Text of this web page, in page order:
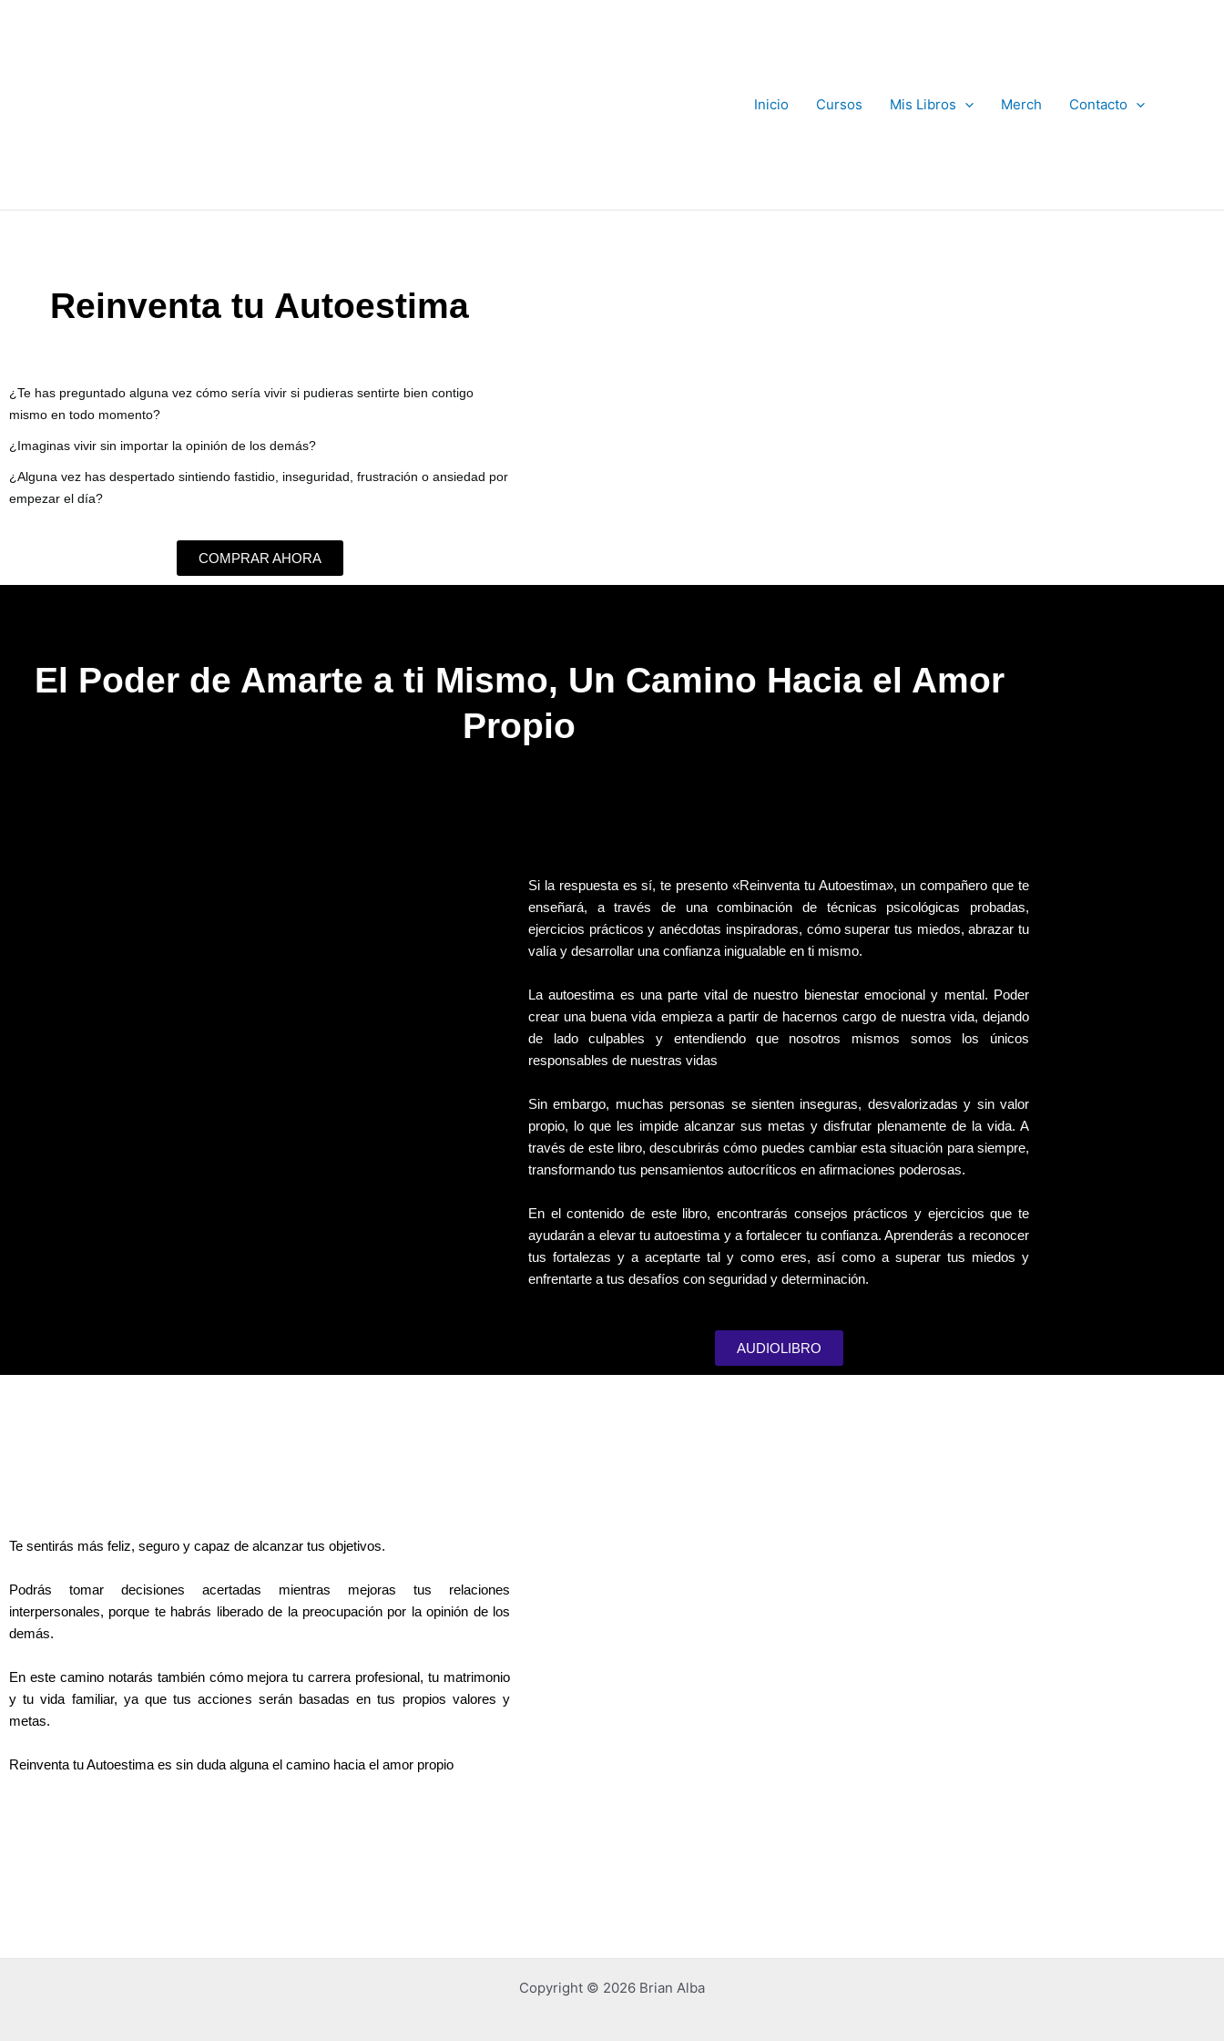
Inicio Cursos Mis Libros Merch Contacto
Reinventa tu Autoestima
¿Te has preguntado alguna vez cómo sería vivir si pudieras sentirte bien contigo
mismo en todo momento?
¿Imaginas vivir sin importar la opinión de los demás?
¿Alguna vez has despertado sintiendo fastidio, inseguridad, frustración o ansiedad por
empezar el día?
COMPRAR AHORA
El Poder de Amarte a ti Mismo, Un Camino Hacia el Amor
Propio
Si la respuesta es sí, te presento «Reinventa tu Autoestima», un compañero que te
enseñará, a través de una combinación de técnicas psicológicas probadas,
ejercicios prácticos y anécdotas inspiradoras, cómo superar tus miedos, abrazar tu
valía y desarrollar una confianza inigualable en ti mismo.
La autoestima es una parte vital de nuestro bienestar emocional y mental. Poder
crear una buena vida empieza a partir de hacernos cargo de nuestra vida, dejando
de lado culpables y entendiendo que nosotros mismos somos los únicos
responsables de nuestras vidas
Sin embargo, muchas personas se sienten inseguras, desvalorizadas y sin valor
propio, lo que les impide alcanzar sus metas y disfrutar plenamente de la vida. A
través de este libro, descubrirás cómo puedes cambiar esta situación para siempre,
transformando tus pensamientos autocríticos en afirmaciones poderosas.
En el contenido de este libro, encontrarás consejos prácticos y ejercicios que te
ayudarán a elevar tu autoestima y a fortalecer tu confianza. Aprenderás a reconocer
tus fortalezas y a aceptarte tal y como eres, así como a superar tus miedos y
enfrentarte a tus desafíos con seguridad y determinación.
AUDIOLIBRO
Te sentirás más feliz, seguro y capaz de alcanzar tus objetivos.
Podrás tomar decisiones acertadas mientras mejoras tus relaciones
interpersonales, porque te habrás liberado de la preocupación por la opinión de los
demás.
En este camino notarás también cómo mejora tu carrera profesional, tu matrimonio
y tu vida familiar, ya que tus acciones serán basadas en tus propios valores y
metas.
Reinventa tu Autoestima es sin duda alguna el camino hacia el amor propio
Copyright © 2026 Brian Alba